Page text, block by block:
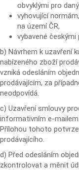
obvyklými pro
vyhovující
na území ČR,
vybavené českými
b) Návrhem k uzavření
nabízeného zboží
vzniká odesláním
prodávajícím, za
neodpovídá.
c) Uzavření smlouvy
informativním e-mailem
Přílohou tohoto
prodávajícího.
d) Před odesláním
zkontrolovat a měnit